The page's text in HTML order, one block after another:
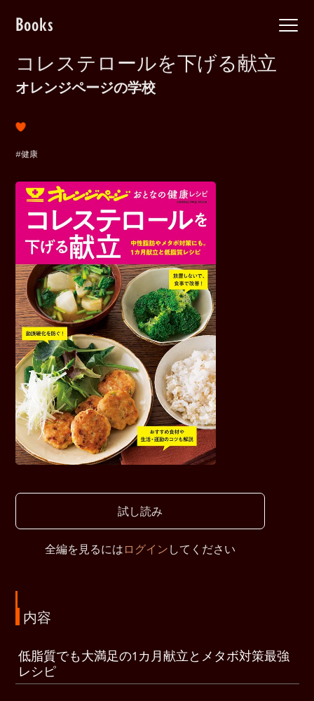
Books
コレステロールを下げる献立
オレンジページの学校
#健康
試し読み
全編を見るにはログインしてください
内容
低脂質でも大満足の1カ月献立とメタボ対策最強
レシピ